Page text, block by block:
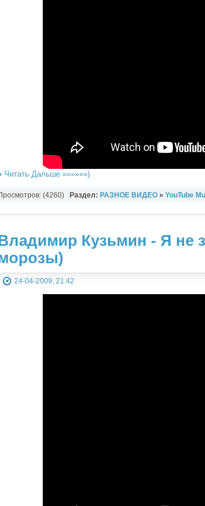
Читать Дальше »»»»»»)
(4260) Раздел: РАЗНОЕ ВИДЕО» YouTube
Кузьмин - Я не
24-04-2009, 21:42